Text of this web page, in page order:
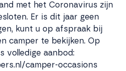
met het Coronavirus zijn
Er is dit jaar geen
kunt u op afspraak bij
camper te bekijken. Op
volledige aanbod:
camper-occasions